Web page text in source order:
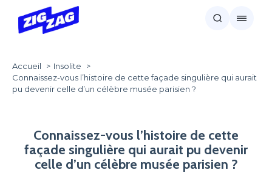
Accueil
Insolite
Connaissez-vous l’histoire de cette façade singulière qui aurait
pu devenir celle d’un célèbre musée parisien ?
Connaissez-vous l’histoire de cette
façade singulière qui aurait pu devenir
celle d’un célèbre musée parisien ?